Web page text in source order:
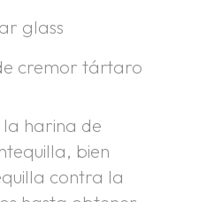
glass
cremor tártaro
harina de
bien
contra la